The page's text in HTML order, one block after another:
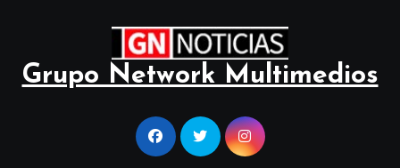
Grupo Network Multimedios